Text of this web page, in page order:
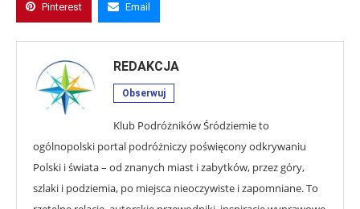
Pinterest Email
REDAKCJA
Obserwuj
Klub Podróżników Śródziemie to
ogólnopolski portal podróżniczy poświęcony odkrywaniu
Polski i świata – od znanych miast i zabytków, przez góry,
szlaki i podziemia, po miejsca nieoczywiste i zapomniane. To